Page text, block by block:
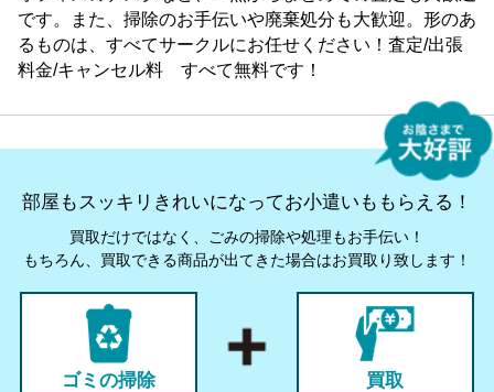
です。また、掃除のお手伝いや廃棄処分も大歓迎。形のあ
るものは、すべてサークルにお任せください！査定/出張
料金/キャンセル料 すべて無料です！
部屋もスッキリきれいになってお小遣いももらえる！
買取だけではなく、ごみの掃除や処理もお手伝い！
もちろん、買取できる商品が出てきた場合はお買取り致します！
ゴミの掃除 買取